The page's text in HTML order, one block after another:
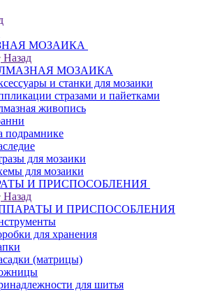
МОЗАИКА
Назад
МОЗАИКА
и станки для мозаики
стразами и пайетками
живопись
подрамнике
для мозаики
для мозаики
И ПРИСПОСОБЛЕНИЯ
Назад
И ПРИСПОСОБЛЕНИЯ
для хранения
(матрицы)
для шитья